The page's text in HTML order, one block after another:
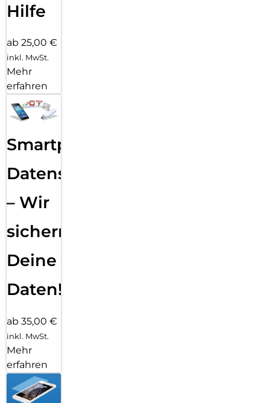
Hilfe
ab 25,00 €
inkl. MwSt.
Mehr
erfahren
Smartphone
Datensicherung
– Wir
sichern
Deine
Daten!
ab 35,00 €
inkl. MwSt.
Mehr
erfahren